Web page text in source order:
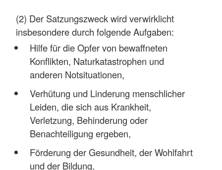
(2) Der Satzungszweck wird verwirklicht
insbesondere durch folgende Aufgaben:
Hilfe für die Opfer von bewaffneten
Konflikten, Naturkatastrophen und
anderen Notsituationen,
Verhütung und Linderung menschlicher
Leiden, die sich aus Krankheit,
Verletzung, Behinderung oder
Benachteiligung ergeben,
Förderung der Gesundheit, der Wohlfahrt
und der Bildung,